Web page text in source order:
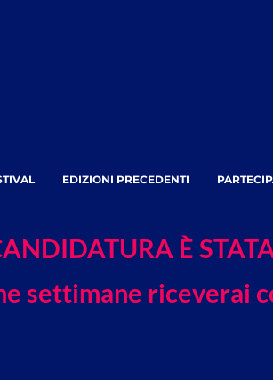
EDIZIONI PRECEDENTI
È
settimane riceverai